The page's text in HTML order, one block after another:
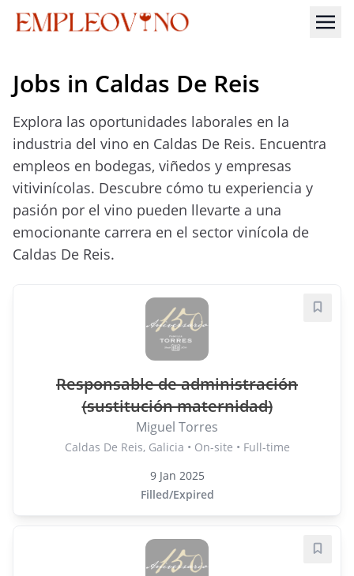
Jobs in Caldas De Reis
Explora las oportunidades laborales en la
industria del vino en Caldas De Reis. Encuentra
empleos en bodegas, viñedos y empresas
vitivinícolas. Descubre cómo tu experiencia y
pasión por el vino pueden llevarte a una
emocionante carrera en el sector vinícola de
Caldas De Reis.
Responsable de administración
(sustitución maternidad)
Miguel Torres
Caldas De Reis, Galicia • On-site • Full-time
9 Jan 2025
Filled/Expired
Save
Save